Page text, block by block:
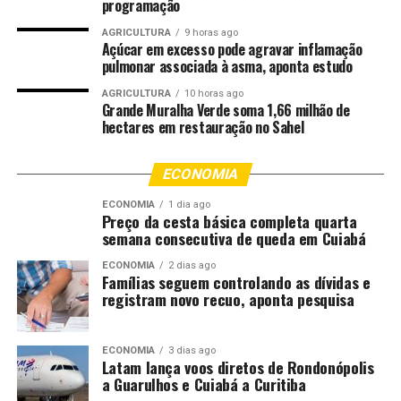
Além de Domingos Martins, o ranking dos maiores
produtores conta com Conceição do Castelo, com 3.708
toneladas; Marechal Floriano, com 1.680 toneladas;
Alfredo Chaves, com 1.220 toneladas; e Santa
Leopoldina, com 1.120 toneladas. Juntos, esses cinco
municípios produziram 22.411 toneladas, o equivalente
no Espírito Santo.
Fruta fortalece a economia
Além de ser uma das frutas mais apreciadas pelos
consumidores, a tangerina tem importante papel na
economia rural capixaba. Com uma área colhida de 1.265
hectares em todo o Estado, a cultura contribui para a
diversificação das propriedades, gera renda para as
famílias do campo e fortalece a fruticultura estadual.
programação
AGRICULTURA 9 horas ago
Açúcar em excesso pode agravar inflamação
pulmonar associada à asma, aponta estudo
AGRICULTURA 10 horas ago
Grande Muralha Verde soma 1,66 milhão de
hectares em restauração no Sahel
ECONOMIA
ECONOMIA 1 dia ago
Preço da cesta básica completa quarta
semana consecutiva de queda em Cuiabá
ECONOMIA 2 dias ago
Famílias seguem controlando as dívidas e
registram novo recuo, aponta pesquisa
ECONOMIA 3 dias ago
Latam lança voos diretos de Rondonópolis
a Guarulhos e Cuiabá a Curitiba